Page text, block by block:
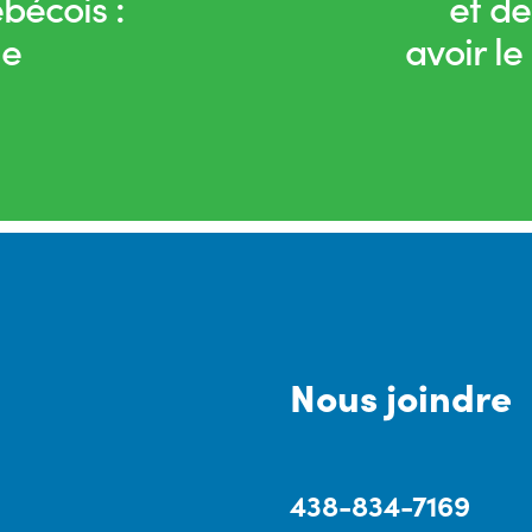
avoir
Nous joindre
438-834-7169